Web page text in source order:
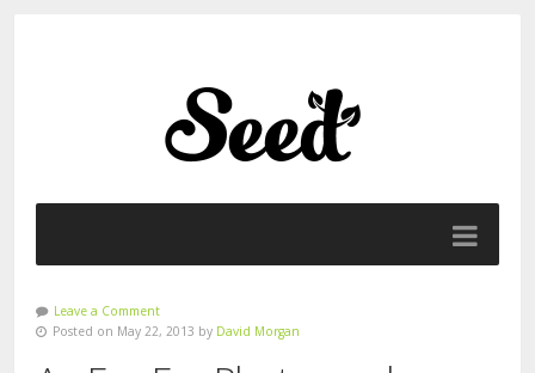
Leave a Comment
Posted on May 22, 2013 by David Morgan